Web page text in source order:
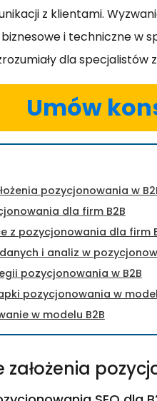
z klientami.
i techniczne w
dla specjalistów
Umów
pozycjonowania w
dla firm B2B
z pozycjonowania dla firm
i analiz w
pozycjonowania w B2B
pozycjonowania w
w modelu B2B